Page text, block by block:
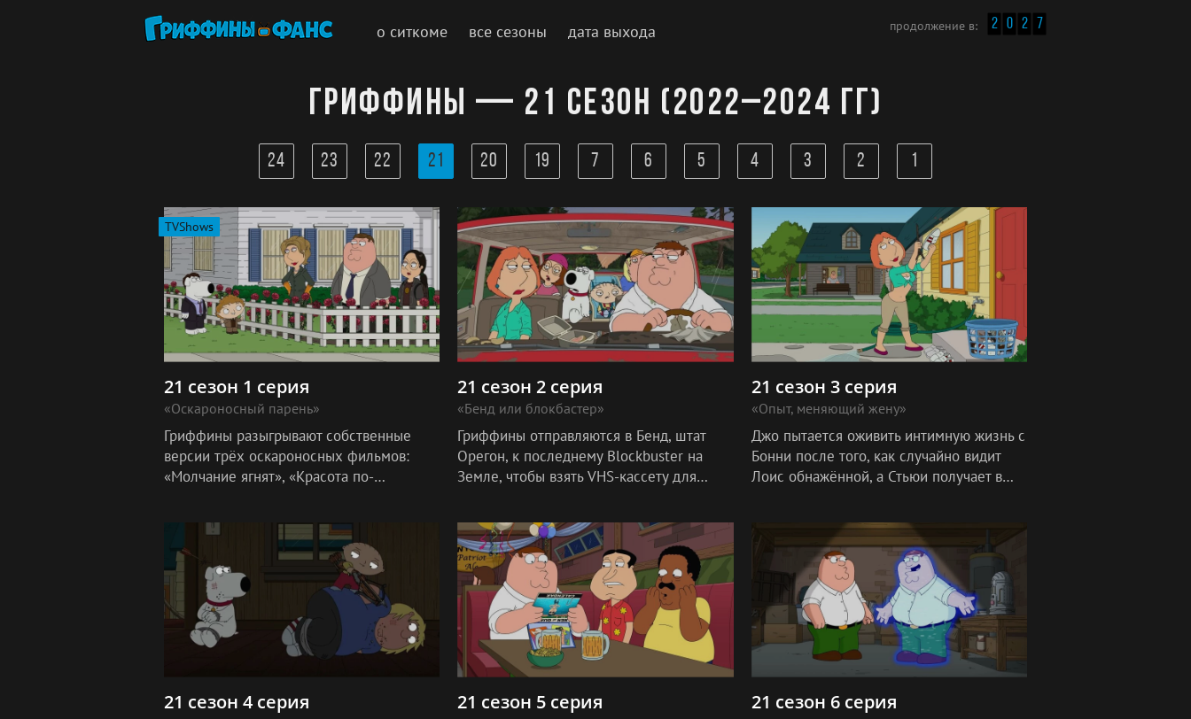
о ситкоме все сезоны дата выхода продолжение в: 2 0 2 7
Гриффины — 21 сезон (2022–2024 гг)
24 23 22 21 20 19 7 6 5 4 3 2 1
TVShows
21 сезон 1 серия
«Оскароносный парень»
Гриффины разыгрывают собственные
версии трёх оскароносных фильмов:
«Молчание ягнят», «Красота по-
21 сезон 2 серия
«Бенд или блокбастер»
Гриффины отправляются в Бенд, штат
Орегон, к последнему Blockbuster на
Земле, чтобы взять VHS-кассету для
21 сезон 3 серия
«Опыт, меняющий жену»
Джо пытается оживить интимную жизнь с
Бонни после того, как случайно видит
Лоис обнажённой, а Стьюи получает в
21 сезон 4 серия 21 сезон 5 серия 21 сезон 6 серия